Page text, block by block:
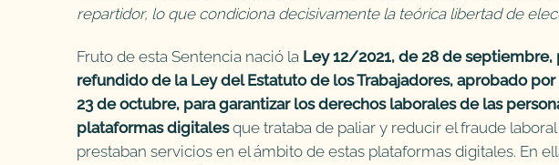
repartidor, lo que condiciona decisivamente la teórica libertad de
Fruto de esta Sentencia nació la Ley 12/2021, de 28 de
refundido de la Ley del Estatuto de los Trabajadores, aprobado
23 de octubre, para garantizar los derechos laborales de las
plataformas digitalesque trataba de paliar y reducir el fraude
prestaban servicios en el ámbito de estas plataformas digitales. En